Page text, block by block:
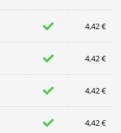
4,42 €
4,42 €
4,42 €
4,42 €